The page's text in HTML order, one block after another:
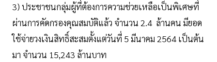
3) ประชาชนกลุ่มผู้ที่ต้องการความช่วยเหลือเป็นพิเศษที่
ผ่านการคัดกรองคุณสมบัติแล้ว จำนวน 2.4 ล้านคน มียอด
ใช้จ่ายวงเงินสิทธิ์สะสมตั้งแต่วันที่ 5 มีนาคม 2564 เป็นต้น
มา จำนวน 15,243 ล้านบาท